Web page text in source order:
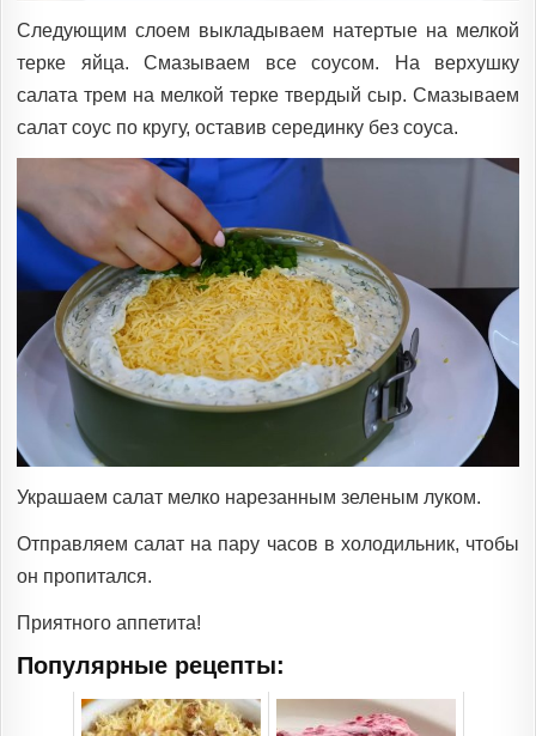
Следующим слоем выкладываем натертые на мелкой
терке яйца. Смазываем все соусом. На верхушку
салата трем на мелкой терке твердый сыр. Смазываем
салат соус по кругу, оставив серединку без соуса.
Украшаем салат мелко нарезанным зеленым луком.
Отправляем салат на пару часов в холодильник, чтобы
он пропитался.
Приятного аппетита!
Популярные рецепты: